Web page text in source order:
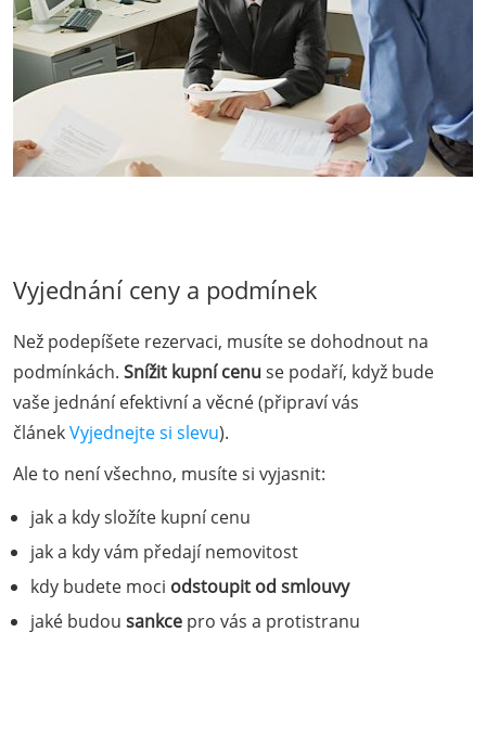
Vyjednání ceny a podmínek
Než podepíšete rezervaci, musíte se dohodnout na
podmínkách. Snížit kupní cenu se podaří, když bude
vaše jednání efektivní a věcné (připraví vás
článekVyjednejte si slevu).
Ale to není všechno, musíte si vyjasnit:
jak a kdy složíte kupní cenu
jak a kdy vám předají nemovitost
kdy budete moci odstoupit od smlouvy
jaké budou sankce pro vás a protistranu